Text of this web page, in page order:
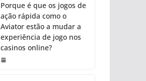
Porque é que os jogos de
ação rápida como o
Aviator estão a mudar a
experiência de jogo nos
casinos online?